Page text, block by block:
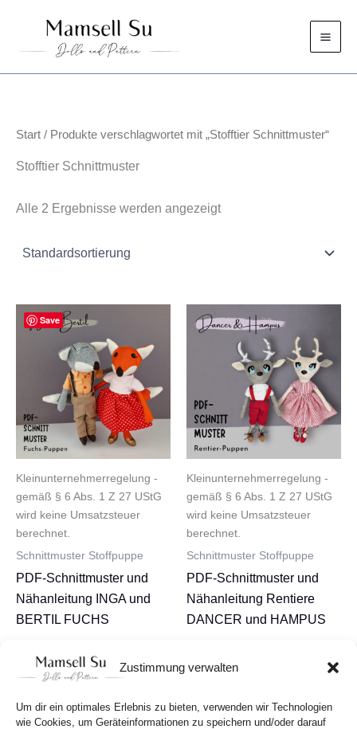
Zustimmung verwalten
Um dir ein optimales Erlebnis zu bieten, verwenden wir Technologien
wie Cookies, um Geräteinformationen zu speichern und/oder darauf
springen
Start / Produkte verschlagwortet mit „Stofftier Schnittmuster“
Stofftier Schnittmuster
Alle 2 Ergebnisse werden angezeigt
Kleinunternehmerregelung -
gemäß § 6 Abs. 1 Z 27 UStG
wird keine Umsatzsteuer
berechnet.
Schnittmuster Stoffpuppe
PDF-Schnittmuster und
Nähanleitung INGA und
BERTIL FUCHS
In den Warenkorb
Kleinunternehmerregelung -
gemäß § 6 Abs. 1 Z 27 UStG
wird keine Umsatzsteuer
berechnet.
Schnittmuster Stoffpuppe
PDF-Schnittmuster und
Nähanleitung Rentiere
DANCER und HAMPUS
Save